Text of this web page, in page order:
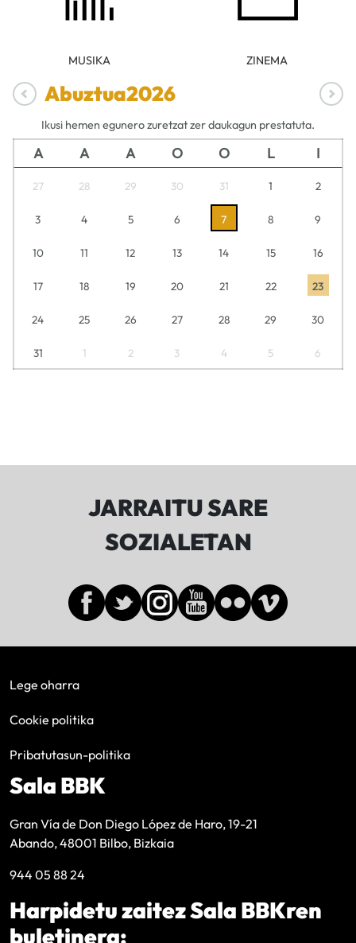
MUSIKA ZINEMA
Abuztua2026
Ikusi hemen egunero zuretzat zer daukagun prestatuta.
A A A O O L I
27 28 29 30 31 1 2
3 4 5 6 7 8 9
10 11 12 13 14 15 16
17 18 19 20 21 22 23
24 25 26 27 28 29 30
31 1 2 3 4 5 6
JARRAITU SARE
SOZIALETAN
Lege oharra
Cookie politika
Pribatutasun-politika
Sala BBK
Gran Vía de Don Diego López de Haro, 19-21
Abando, 48001 Bilbo, Bizkaia
944 05 88 24
Harpidetu zaitez Sala BBKren
buletinera: